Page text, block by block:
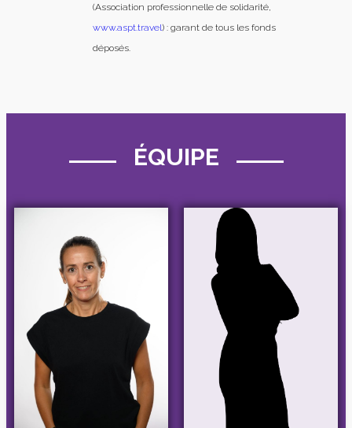
(Association professionnelle de solidarité,
www.aspt.travel) : garant de tous les fonds
déposés.
ÉQUIPE